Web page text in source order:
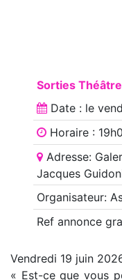
Sorties
Date : le
Horaire :
Adresse:
Jacques
Organisateur:
Ref annonce
Vendredi 19 juin
« Est-ce que vous